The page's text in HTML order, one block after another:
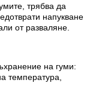
трябва да
напукване
от разваляне.
на гуми:
температура,